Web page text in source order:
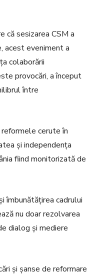
că sesizarea CSM a
acest eveniment a
colaborării
provocări, a început
între
cerute în
și independența
fiind monitorizată de
îmbunătățirea cadrului
nu doar rezolvarea
dialog și mediere
și șanse de reformare